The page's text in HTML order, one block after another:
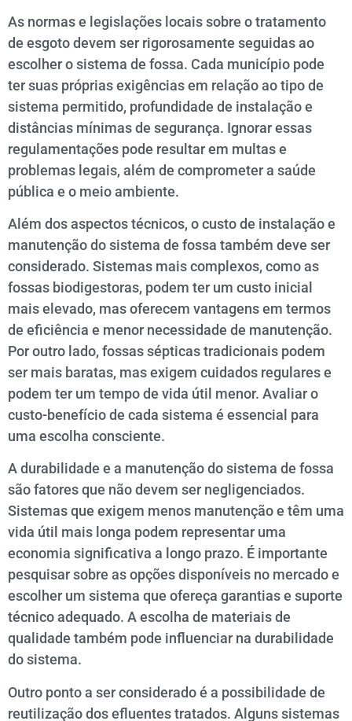
As normas e legislações locais sobre o tratamento
de esgoto devem ser rigorosamente seguidas ao
escolher o sistema de fossa. Cada município pode
ter suas próprias exigências em relação ao tipo de
sistema permitido, profundidade de instalação e
distâncias mínimas de segurança. Ignorar essas
regulamentações pode resultar em multas e
problemas legais, além de comprometer a saúde
pública e o meio ambiente.
Além dos aspectos técnicos, o custo de instalação e
manutenção do sistema de fossa também deve ser
considerado. Sistemas mais complexos, como as
fossas biodigestoras, podem ter um custo inicial
mais elevado, mas oferecem vantagens em termos
de eficiência e menor necessidade de manutenção.
Por outro lado, fossas sépticas tradicionais podem
ser mais baratas, mas exigem cuidados regulares e
podem ter um tempo de vida útil menor. Avaliar o
custo-benefício de cada sistema é essencial para
uma escolha consciente.
A durabilidade e a manutenção do sistema de fossa
são fatores que não devem ser negligenciados.
Sistemas que exigem menos manutenção e têm uma
vida útil mais longa podem representar uma
economia significativa a longo prazo. É importante
pesquisar sobre as opções disponíveis no mercado e
escolher um sistema que ofereça garantias e suporte
técnico adequado. A escolha de materiais de
qualidade também pode influenciar na durabilidade
do sistema.
Outro ponto a ser considerado é a possibilidade de
reutilização dos efluentes tratados. Alguns sistemas